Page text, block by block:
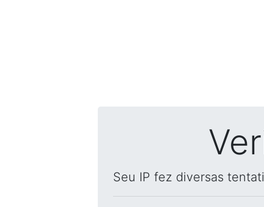
Seu IP fez diversas